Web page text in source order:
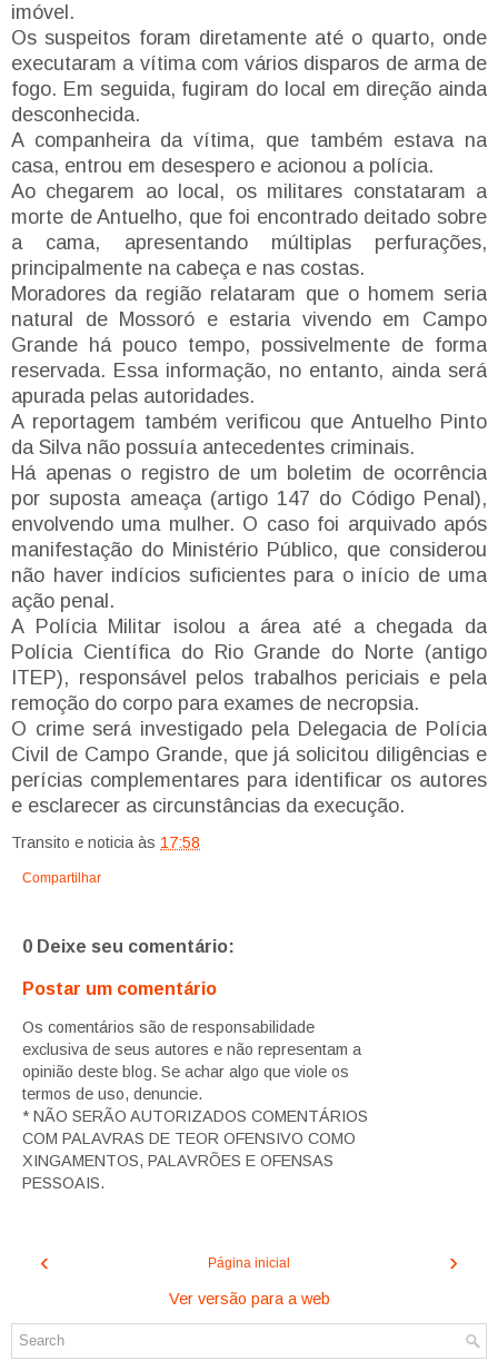
imóvel.
Os suspeitos foram diretamente até o quarto, onde
executaram a vítima com vários disparos de arma de
fogo. Em seguida, fugiram do local em direção ainda
desconhecida.
A companheira da vítima, que também estava na
casa, entrou em desespero e acionou a polícia.
Ao chegarem ao local, os militares constataram a
morte de Antuelho, que foi encontrado deitado sobre
a cama, apresentando múltiplas perfurações,
principalmente na cabeça e nas costas.
Moradores da região relataram que o homem seria
natural de Mossoró e estaria vivendo em Campo
Grande há pouco tempo, possivelmente de forma
reservada. Essa informação, no entanto, ainda será
apurada pelas autoridades.
A reportagem também verificou que Antuelho Pinto
da Silva não possuía antecedentes criminais.
Há apenas o registro de um boletim de ocorrência
por suposta ameaça (artigo 147 do Código Penal),
envolvendo uma mulher. O caso foi arquivado após
manifestação do Ministério Público, que considerou
não haver indícios suficientes para o início de uma
ação penal.
A Polícia Militar isolou a área até a chegada da
Polícia Científica do Rio Grande do Norte (antigo
ITEP), responsável pelos trabalhos periciais e pela
remoção do corpo para exames de necropsia.
O crime será investigado pela Delegacia de Polícia
Civil de Campo Grande, que já solicitou diligências e
perícias complementares para identificar os autores
e esclarecer as circunstâncias da execução.
Transito e noticia às 17:58
Compartilhar
0 Deixe seu comentário:
Postar um comentário
Os comentários são de responsabilidade
exclusiva de seus autores e não representam a
opinião deste blog. Se achar algo que viole os
termos de uso, denuncie.
* NÃO SERÃO AUTORIZADOS COMENTÁRIOS
COM PALAVRAS DE TEOR OFENSIVO COMO
XINGAMENTOS, PALAVRÕES E OFENSAS
PESSOAIS.
‹ ›
Página inicial
Ver versão para a web